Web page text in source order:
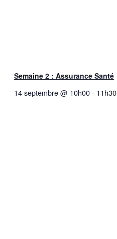
Semaine 2 : Assurance Santé
14 septembre @ 10h00- 11h30